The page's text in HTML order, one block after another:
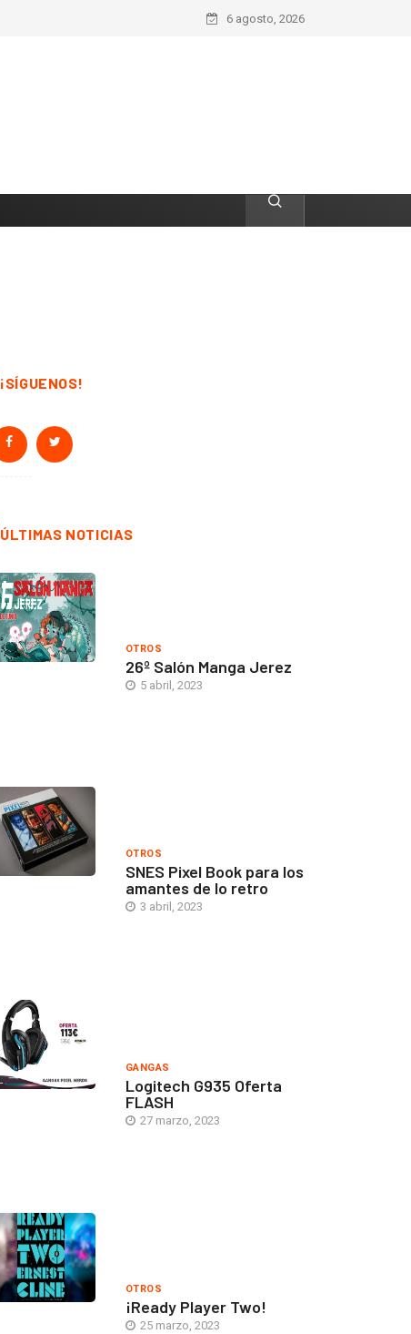
6 agosto, 2026
¡SÍGUENOS!
ÚLTIMAS NOTICIAS
OTROS
26º Salón Manga Jerez
5 abril, 2023
OTROS
SNES Pixel Book para los
amantes de lo retro
3 abril, 2023
GANGAS
Logitech G935 Oferta
FLASH
27 marzo, 2023
OTROS
¡Ready Player Two!
25 marzo, 2023